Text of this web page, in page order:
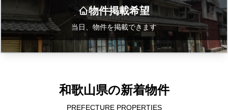
物件掲載希望
当日、物件を掲載できます
和歌山県の新着物件
PREFECTURE PROPERTIES